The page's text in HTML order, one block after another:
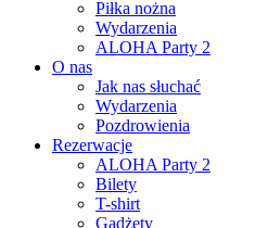
Piłka nożna
Wydarzenia
ALOHA Party 2
O nas
Jak nas słuchać
Wydarzenia
Pozdrowienia
Rezerwacje
ALOHA Party 2
Bilety
T-shirt
Gadżety